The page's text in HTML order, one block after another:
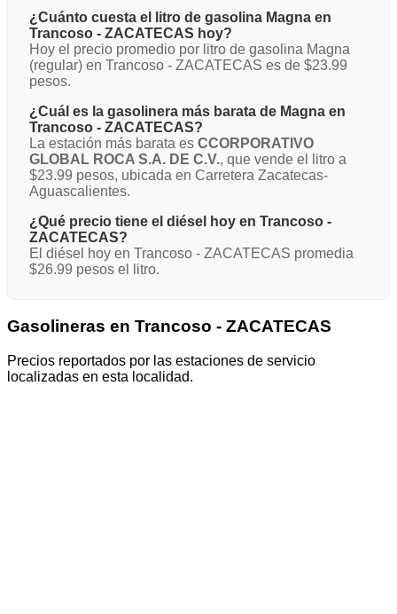
¿Cuánto cuesta el litro de gasolina Magna en
Trancoso - ZACATECAS hoy?
Hoy el precio promedio por litro de gasolina Magna
(regular) en Trancoso - ZACATECAS es de $23.99
pesos.
¿Cuál es la gasolinera más barata de Magna en
Trancoso - ZACATECAS?
La estación más barata es CCORPORATIVO
GLOBAL ROCA S.A. DE C.V., que vende el litro a
$23.99 pesos, ubicada en Carretera Zacatecas-
Aguascalientes.
¿Qué precio tiene el diésel hoy en Trancoso -
ZACATECAS?
El diésel hoy en Trancoso - ZACATECAS promedia
$26.99 pesos el litro.
Gasolineras en Trancoso - ZACATECAS
Precios reportados por las estaciones de servicio
localizadas en esta localidad.